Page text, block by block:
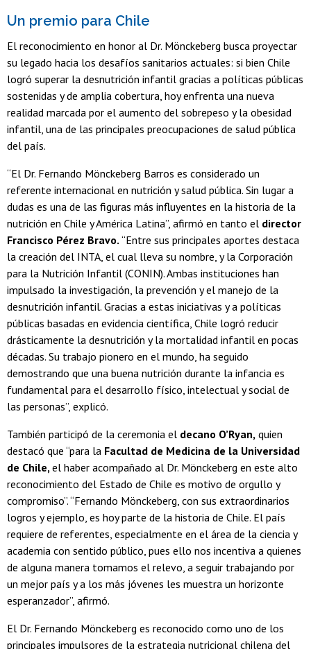
Un premio para Chile
El reconocimiento en honor al Dr. Mönckeberg busca proyectar
su legado hacia los desafíos sanitarios actuales: si bien Chile
logró superar la desnutrición infantil gracias a políticas públicas
sostenidas y de amplia cobertura, hoy enfrenta una nueva
realidad marcada por el aumento del sobrepeso y la obesidad
infantil, una de las principales preocupaciones de salud pública
del país.
“El Dr. Fernando Mönckeberg Barros es considerado un
referente internacional en nutrición y salud pública. Sin lugar a
dudas es una de las figuras más influyentes en la historia de la
nutrición en Chile y América Latina”, afirmó en tanto el director
Francisco Pérez Bravo. “Entre sus principales aportes destaca
la creación del INTA, el cual lleva su nombre, y la Corporación
para la Nutrición Infantil (CONIN). Ambas instituciones han
impulsado la investigación, la prevención y el manejo de la
desnutrición infantil. Gracias a estas iniciativas y a políticas
públicas basadas en evidencia científica, Chile logró reducir
drásticamente la desnutrición y la mortalidad infantil en pocas
décadas. Su trabajo pionero en el mundo, ha seguido
demostrando que una buena nutrición durante la infancia es
fundamental para el desarrollo físico, intelectual y social de
las personas”, explicó.
También participó de la ceremonia el decano O’Ryan, quien
destacó que “para la Facultad de Medicina de la Universidad
de Chile, el haber acompañado al Dr. Mönckeberg en este alto
reconocimiento del Estado de Chile es motivo de orgullo y
compromiso”. “Fernando Mönckeberg, con sus extraordinarios
logros y ejemplo, es hoy parte de la historia de Chile. El país
requiere de referentes, especialmente en el área de la ciencia y
academia con sentido público, pues ello nos incentiva a quienes
de alguna manera tomamos el relevo, a seguir trabajando por
un mejor país y a los más jóvenes les muestra un horizonte
esperanzador”, afirmó.
El Dr. Fernando Mönckeberg es reconocido como uno de los
principales impulsores de la estrategia nutricional chilena del